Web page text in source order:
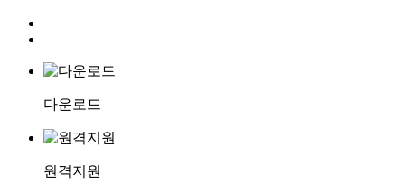
다운로드
원격지원